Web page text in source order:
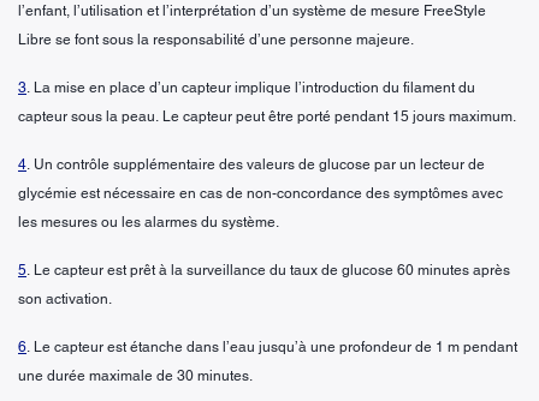
l’enfant, l’utilisation et l’interprétation d’un système de mesure FreeStyle
Libre se font sous la responsabilité d’une personne majeure.
3. La mise en place d’un capteur implique l’introduction du filament du
capteur sous la peau. Le capteur peut être porté pendant 15 jours maximum.
4. Un contrôle supplémentaire des valeurs de glucose par un lecteur de
glycémie est nécessaire en cas de non-concordance des symptômes avec
les mesures ou les alarmes du système.
5. Le capteur est prêt à la surveillance du taux de glucose 60 minutes après
son activation.
6. Le capteur est étanche dans l’eau jusqu’à une profondeur de 1 m pendant
une durée maximale de 30 minutes.